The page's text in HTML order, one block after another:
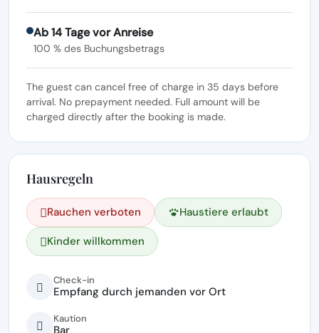
Ab 14 Tage vor Anreise
100 % des Buchungsbetrags
The guest can cancel free of charge in 35 days before
arrival. No prepayment needed. Full amount will be
charged directly after the booking is made.
Hausregeln
Rauchen verboten Haustiere erlaubt
Kinder willkommen
Check-in
Empfang durch jemanden vor Ort
Kaution
Bar